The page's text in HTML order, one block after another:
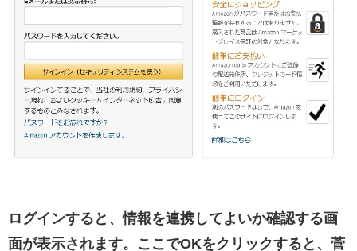
ログインすると、情報を連携してよいか確認する画
面が表示されます。ここでOKをクリックすると、菅